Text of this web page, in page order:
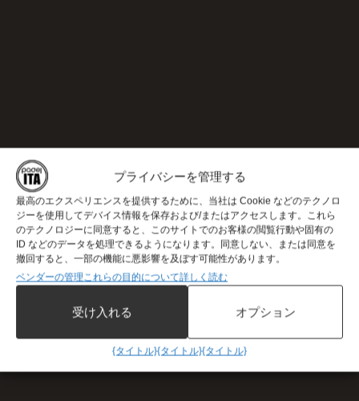
プライバシーを管理する
最高のエクスペリエンスを提供するために、当社は Cookie などのテクノロ
ジーを使用してデバイス情報を保存および/またはアクセスします。これら
のテクノロジーに同意すると、このサイトでのお客様の閲覧行動や固有の
ID などのデータを処理できるようになります。同意しない、または同意を
撤回すると、一部の機能に悪影響を及ぼす可能性があります。
ベンダーの管理これらの目的について詳しく読む
受け入れる オプション
{タイトル}{タイトル}{タイトル}